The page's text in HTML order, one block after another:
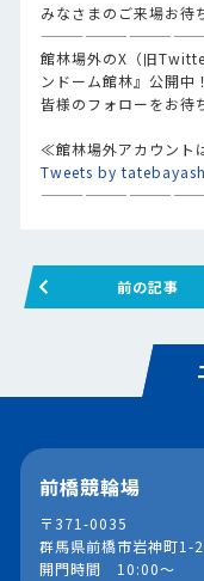
みなさまのご来場お待
館林場外のX（旧
ンドーム館林』公開中！
皆様のフォローをお待
≪館林場外アカウン
Tweets by
前の記事
前橋競輪場
〒371-0035
群馬県前橋市岩神町1-
開門時間 10:00～